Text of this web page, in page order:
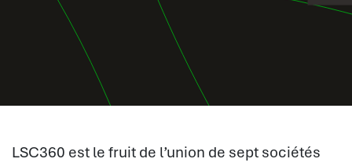
LSC360 est le fruit de l’union de sept sociétés